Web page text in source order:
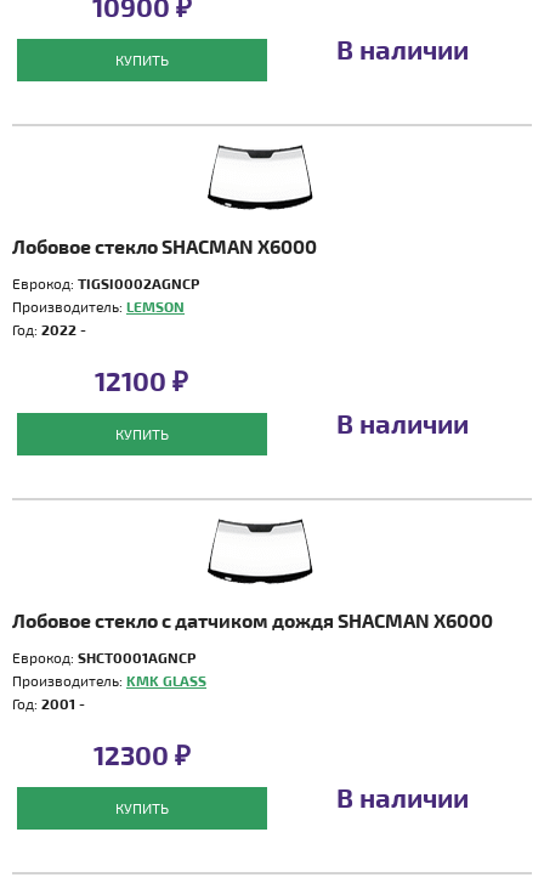
КУПИТЬ В наличии
Лобовое стекло SHACMAN X6000
Еврокод: TIGSI0002AGNCP
Производитель: LEMSON
Год: 2022 -
12100 ₽
КУПИТЬ В наличии
Лобовое стекло с датчиком дождя SHACMAN X6000
Еврокод: SHCT0001AGNCP
Производитель: KMK GLASS
Год: 2001 -
12300 ₽
КУПИТЬ В наличии